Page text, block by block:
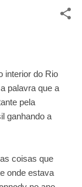
interior do Rio
palavra que a
pela
ganhando a
coisas que
onde estava